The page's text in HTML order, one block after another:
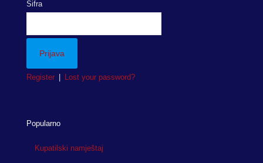
Šifra
Register | Lost your password?
Popularno
Kupatilski namještaj